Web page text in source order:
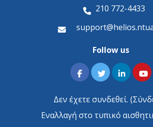
210 772-4433
Follow us
Δεν έχετε συνδεθεί. (
Εναλλαγή στο τυπικό